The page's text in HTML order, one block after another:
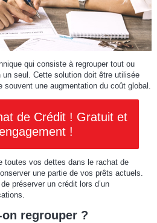
qui consiste à regrouper tout ou
seul. Cette solution doit être utilisée
souvent une augmentation du coût global.
de Crédit ! Gratuit et
!
toutes vos dettes dans le rachat de
une partie de vos prêts actuels.
préserver un crédit lors d’un
regrouper ?